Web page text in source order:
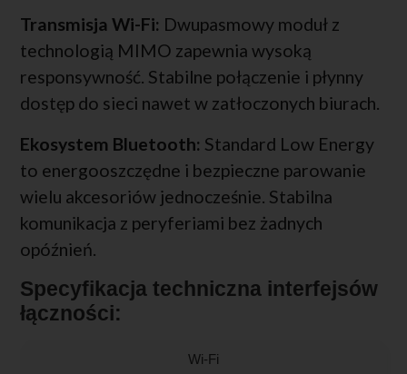
Transmisja Wi-Fi: Dwupasmowy moduł z
technologią MIMO zapewnia wysoką
responsywność. Stabilne połączenie i płynny
dostęp do sieci nawet w zatłoczonych biurach.
Ekosystem Bluetooth: Standard Low Energy
to energooszczędne i bezpieczne parowanie
wielu akcesoriów jednocześnie. Stabilna
komunikacja z peryferiami bez żadnych
opóźnień.
Specyfikacja techniczna interfejsów
łączności:
Wi-Fi